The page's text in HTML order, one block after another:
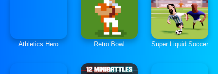
Athletics Hero Retro Bowl Super Liquid Soccer